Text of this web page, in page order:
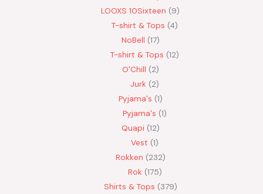
LOOXS 10Sixteen
9
T-shirt & Tops 4
NoBell 17
T-shirt & Tops 12
O'Chill 2
Jurk 2
Pyjama's 1
Pyjama's 1
Quapi 12
Vest 1
Rokken 232
Rok 175
Shirts & Tops 379